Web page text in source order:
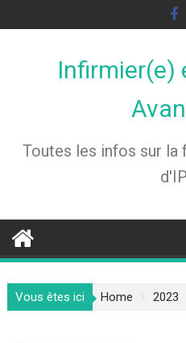
to
Infirmier(e)
Toutes les infos sur
Vous êtes ici Home 2023